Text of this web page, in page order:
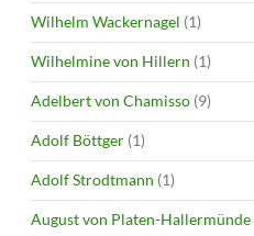
Wilhelm Wackernagel (1)
Wilhelmine von Hillern (1)
Adelbert von Chamisso (9)
Adolf Böttger (1)
Adolf Strodtmann (1)
August von Platen-Hallermünde